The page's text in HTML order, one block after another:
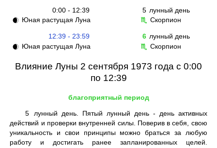
0:00 - 12:39 5 лунный день
🌒 Юная растущая Луна ♏ Скорпион
12:39 - 23:59 6 лунный день
🌒 Юная растущая Луна ♏ Скорпион
Влияние Луны 2 сентября 1973 года с 0:00
по 12:39
благоприятный период
5
лунный день. Пятый лунный день - день активных
действий и проверки внутренней силы. Поверив в себя, свою
уникальность и свои принципы можно браться за любую
работу и достигать ранее запланированных целей.